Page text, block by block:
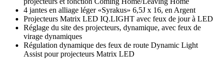
4 jantes en alliage léger «Syrakus» 6,5J x 16, en Argent
Projecteurs Matrix LED IQ.LIGHT avec feux de jour à LED
Réglage du site des projecteurs, dynamique, avec feux de
virage dynamiques
Régulation dynamique des feux de route Dynamic Light
Assist pour projecteurs Matrix LED